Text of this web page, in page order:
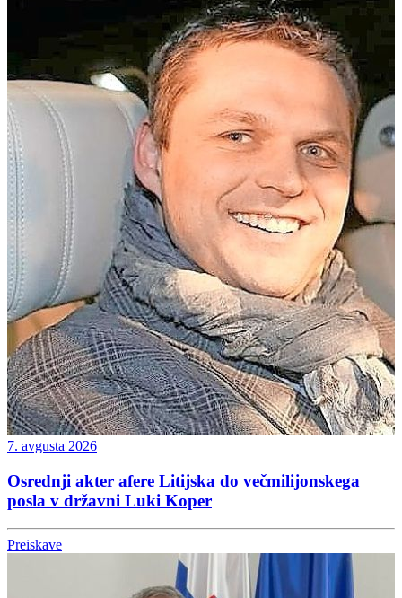
7. avgusta 2026
Osrednji akter afere Litijska do večmilijonskega
posla v državni Luki Koper
Preiskave